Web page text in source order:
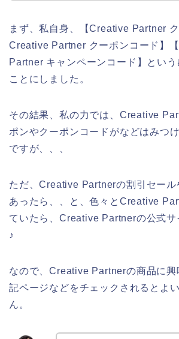
まず、私自身、【Creative Partner
Creative Partner クーポンコード】
Partner キャンペーンコード】とい
ことにしました。
その結果、私の力では、Creative
ポンやクーポンコードがなどはみつ
ですが、、、
ただ、Creative Partnerの割引セール
あったら、、と、色々とCreative
ていたら、Creative Partnerの公式サ
♪
なので、Creative Partnerの商品に興
記ページなどをチェックされるとよ
ん。